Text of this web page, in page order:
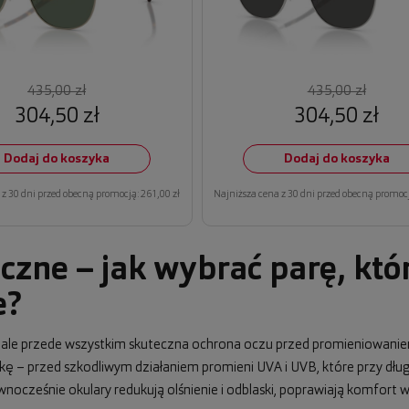
435,00 zł
304,50 zł
Dodaj do koszyka
30 dni przed obecną promocją: 261,00 zł
435,00 zł
304,50 zł
Dodaj do koszyka
Najniższa cena z 30 dni przed obecną
– jak wybrać parę,
przede wszystkim skuteczna ochrona oczu przed
przed szkodliwym działaniem promieni UVA i UVB, które przy
okulary redukują olśnienie i odblaski, poprawiają komfort